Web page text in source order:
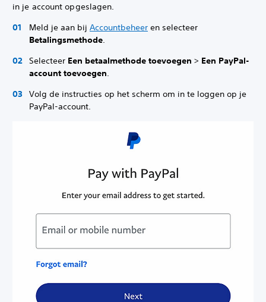
in je account opgeslagen.
Meld je aan bij Accountbeheer en selecteer
Betalingsmethode.
Selecteer Een betaalmethode toevoegen > Een PayPal-
account toevoegen.
Volg de instructies op het scherm om in te loggen op je
PayPal-account.